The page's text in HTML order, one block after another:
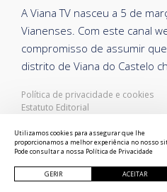
Política de privacidade e cookies
Estatuto Editorial
A Viana TV nasceu a 5 de
Vianenses. Com este canal
compromisso de assumir
distrito de Viana do Castelo
Utilizamos cookies para assegurar que lhe
proporcionamos a melhor experiência no nosso
Pode consultar a nossa Política de Privacidade
GERIR ACEITAR